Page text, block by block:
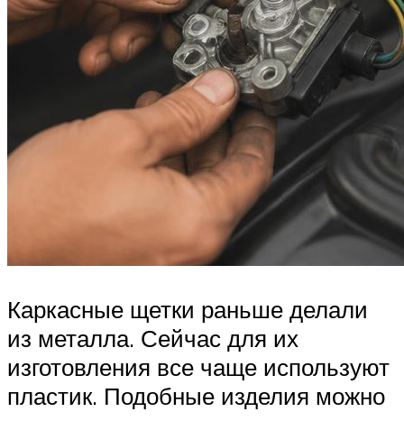
Каркасные щетки раньше делали
из металла. Сейчас для их
изготовления все чаще используют
пластик. Подобные изделия можно